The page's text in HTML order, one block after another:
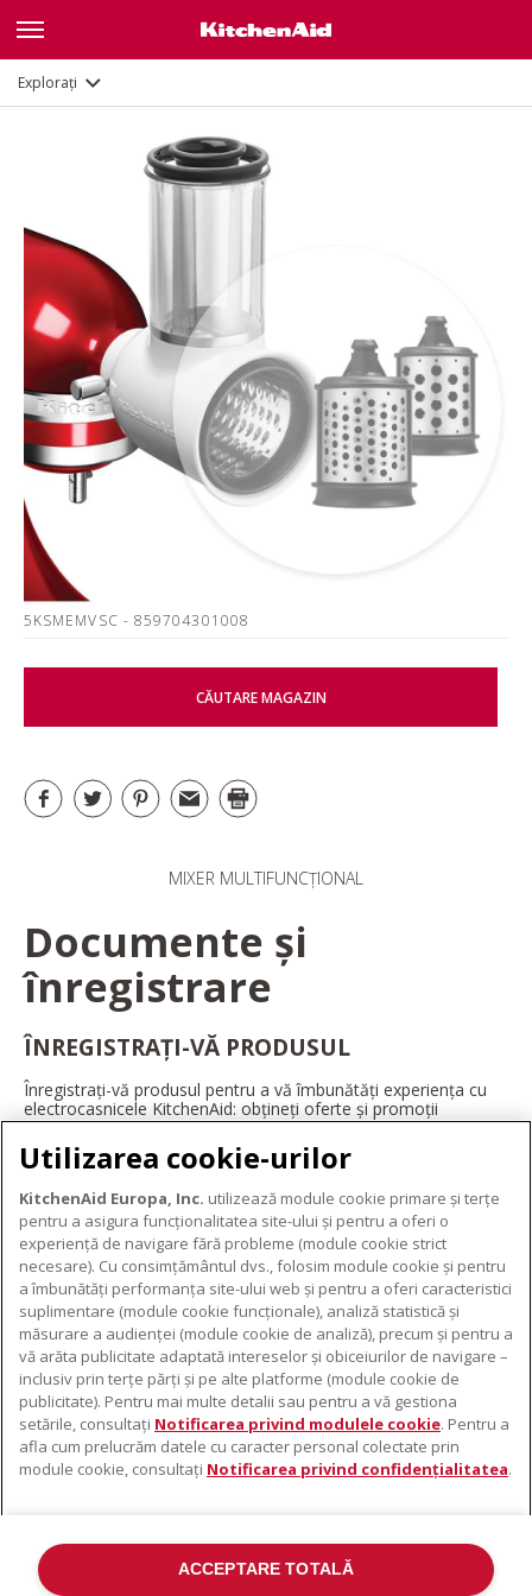
Explorați
5KSMEMVSC - 859704301008
CĂUTARE MAGAZIN
MIXER MULTIFUNCȚIONAL
Documente și
înregistrare
ÎNREGISTRAȚI-VĂ PRODUSUL
Înregistrați-vă produsul pentru a vă îmbunătăți experiența cu
electrocasnicele KitchenAid: obțineți oferte și promoții
exclusive, ponturi și sfaturi de la profesioniști și multe altele.
ÎNREGISTRAȚI-VĂ ACUM
DESPRE KITCHENAID
Despre KitchenAid
Istoria mărcii
ODR
PRODUSELE NOASTRE
Electrocasnice mici
Accesorii pentru produse
SUPORT
De unde cumpărați
Localizator centre de service
Contacte
Utilizarea cookie-urilor
KitchenAid Europa, Inc. utilizează module cookie primare și terțe
pentru a asigura funcționalitatea site-ului și pentru a oferi o
experiență de navigare fără probleme (module cookie strict
necesare). Cu consimțământul dvs., folosim module cookie și pentru
a îmbunătăți performanța site-ului web și pentru a oferi caracteristici
suplimentare (module cookie funcționale), analiză statistică și
măsurare a audienței (module cookie de analiză), precum și pentru a
vă arăta publicitate adaptată intereselor și obiceiurilor de navigare –
inclusiv prin terțe părți și pe alte platforme (module cookie de
publicitate). Pentru mai multe detalii sau pentru a vă gestiona
setările, consultați Notificarea privind modulele cookie. Pentru a
afla cum prelucrăm datele cu caracter personal colectate prin
module cookie, consultați Notificarea privind confidențialitatea.
ACCEPTARE TOTALĂ